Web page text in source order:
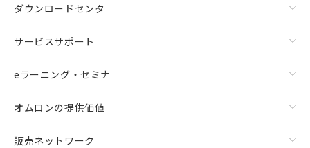
ダウンロードセンタ
サービスサポート
eラーニング・セミナ
オムロンの提供価値
販売ネットワーク